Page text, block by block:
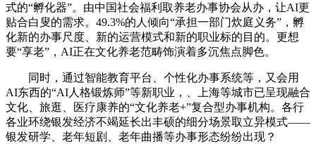
式的“孵化器”。由中国社会福利取养老办事协会从办，让AI更
贴合白叟的需求。49.3%的人倾向“承担一部门炊庭义务”，孵
化新的办事尺度、新的运营模式和新的职业标的目的。更想
要“享老”，AI正在文化养老范畴饰演着多沉焦点脚色。
同时，通过智能教育平台、个性化办事系统等，又会用
AI东西的“AI人格锻炼师”等新职业，、上海等城市已呈现融合
文化、旅逛、医疗康养的“文化养老+”复合型办事机构。各行
各业环绕银发经济不竭延长出丰硕的细分场景取立异模式——
银发研学、老年短剧、老年曲播等办事形态纷纷出现？